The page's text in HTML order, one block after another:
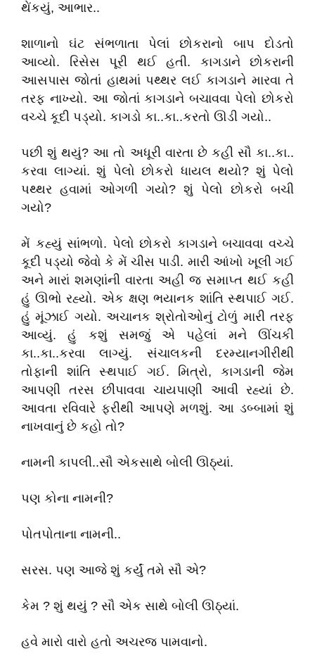
થેંકયું, આભાર..
શાળાનો ઘંટ સંભળાતા પેલાં છોકરાનો બાપ દોડતો
આવ્યો. રિસેસ પૂરી થઈ હતી. કાગડાને છોકરાની
આસપાસ જોતાં હાથમાં પથ્થર લઈ કાગડાને મારવા તે
તરફ નાખ્યો. આ જોતાં કાગડાને બચાવવા પેલો છોકરો
વચ્ચે કૂદી પડ્યો. કાગડો કા..કા..કરતો ઊડી ગયો..
પછી શું થયું? આ તો અધૂરી વારતા છે કહી સૌ કા..કા..
કરવા લાગ્યાં. શું પેલો છોકરો ધાયલ થયો? શું પેલો
પથ્થર હવામાં ઓગળી ગયો? શું પેલો છોકરો બચી
ગયો?
મેં કહ્યું સાંભળો. પેલો છોકરો કાગડાને બચાવવા વચ્ચે
કૂદી પડ્યો જેવો કે મેં ચીસ પાડી. મારી આંખો ખૂલી ગઈ
અને મારાં શમણાંની વારતા અહી જ સમાપ્ત થઈ કહી
હું ઊભો રહ્યો. એક ક્ષણ ભયાનક શાંતિ સ્થપાઈ ગઈ.
હું મૂંઝાઈ ગયો. અચાનક શ્રોતોઓનું ટોળું મારી તરફ
આવ્યું. હું કશું સમજું એ પહેલાં મને ઊંચકી
કા..કા..કરવા લાગ્યું. સંચાલકની દરમ્યાનગીરીથી
તોફાની શાંતિ સ્થપાઈ ગઈ. મિત્રો, કાગડાની જેમ
આપણી તરસ છીપાવવા ચાયપાણી આવી રહ્યાં છે.
આવતા રવિવારે ફરીથી આપણે મળશું. આ ડબ્બામાં શું
નાખવાનું છે કહો તો?
નામની કાપલી..સૌ એકસાથે બોલી ઊઠ્યાં.
પણ કોના નામની?
પોતપોતાના નામની..
સરસ. પણ આજે શું કર્યું તમે સૌ એ?
કેમ ? શું થયું ? સૌ એક સાથે બોલી ઊઠ્યાં.
હવે મારો વારો હતો અચરજ પામવાનો.